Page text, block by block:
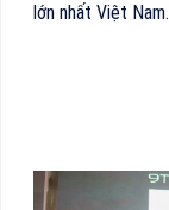
lớn nhất Việt Nam.